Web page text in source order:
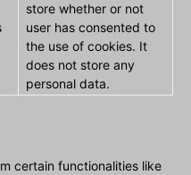
store whether or not
user has consented to
the use of cookies. It
does not store any
personal data.
certain functionalities like